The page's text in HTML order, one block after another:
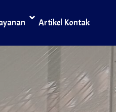
Artikel Kontak